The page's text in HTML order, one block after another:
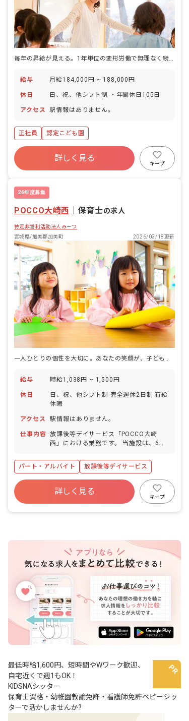
給与 月給184,000円 ~ 188,000円
休日 日、祝、他シフト制 ・年間休日105日
アクセス 駅情報はありません。
正社員 認定こども園
詳しく見る
キープ
26年度募集
POCCO大崎西 保育士の求人
特定非営利活動法人みーつ
宮城県/加美郡加美町
2026/03/18更新
給与 時給1,038円 ~ 1,500円
休日
日、祝、他シフト制 完全週休2日制 有給
休暇
アクセス 駅情報はありません。
仕事内容 放課後等デイサービス「POCCO大崎
西」における業務です。 当施設は、6歳
発達に特性があるお子さんが、放課後や
長期休暇に利用できる福祉サービスを提
供しています。 主な仕事内容: ・お子さ
んの生活能力向上のための訓練、社会と
の交流促進など、多様なメニューを提供
パート・アルバイト 放課後等デイサービス
詳しく見る
キープ
最低時給1,600円、短時間やWワーク歓迎、
自宅近くで週1もOK！
KIDSNAシッター
保育士資格・幼稚園教諭免許・看護師免許ベビーシッ
ターで活かしませんか?